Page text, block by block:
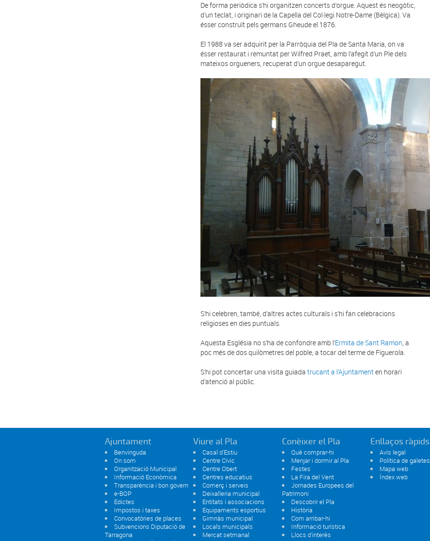
De forma periòdica s’hi organitzen concerts d’orgue. Aquest és neogòtic,
d’un teclat, i originari de la Capella del Col·legi Notre-Dame (Bèlgica). Va
ésser construït pels germans Gheude el 1876.
El 1988 va ser adquirit per la Parròquia del Pla de Santa Maria, on va
ésser restaurat i remuntat per Wilfred Praet, amb l’afegit d’un Ple dels
mateixos orgueners, recuperat d’un orgue desaparegut.
S’hi celebren, també, d’altres actes culturals i s’hi fan celebracions
religioses en dies puntuals.
Aquesta Església no s’ha de confondre amb l’Ermita de Sant Ramon, a
poc més de dos quilòmetres del poble, a tocar del terme de Figuerola.
S’hi pot concertar una visita guiada trucant a l’Ajuntamenten horari
d’atenció al públic.
Ajuntament
Benvinguda
On som
Organització Municipal
Informació Econòmica
Transparència i bon govern
e-BOP
Edictes
Impostos i taxes
Convocatòries de places
Subvencions Diputació de
Tarragona
Viure al Pla
Casal d'Estiu
Centre Cívic
Centre Obert
Centres educatius
Comerç i serveis
Deixalleria municipal
Entitats i associacions
Equipaments esportius
Gimnàs municipal
Locals municipals
Mercat setmanal
Conèixer el Pla
Què comprar-hi
Menjar i dormir al Pla
Festes
La Fira del Vent
Jornades Europees del
Patrimoni
Descobrir el Pla
Història
Com arribar-hi
Informació turística
Llocs d'interès
Enllaços ràpids
Avís legal
Política de galetes
Mapa web
Índex web